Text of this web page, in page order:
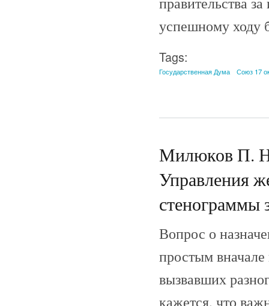
успешному ходу
Tags:
Государственная Дума Союз 17
Милюков П. Н.
Управления
стенограммы
Вопрос о
простым вначале
вызвавших
кажется, что